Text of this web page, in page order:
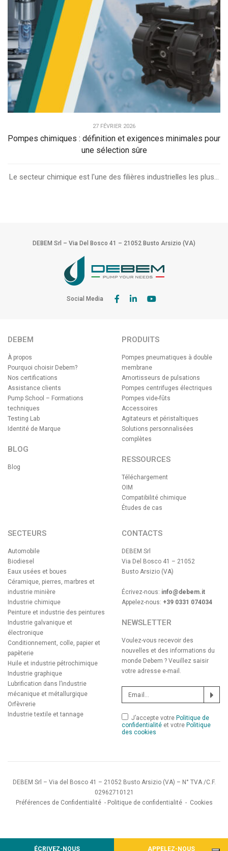
ÉCRIVEZ-NOUS APPELEZ-NOUS
27 FÉVRIER 2026
Pompes chimiques : définition et exigences minimales pour
une sélection sûre
Le secteur chimique est l'une des filières industrielles les plus...
DEBEM Srl – Via Del Bosco 41 – 21052 Busto Arsizio (VA)
Social Media
DEBEM
À propos
Pourquoi choisir Debem?
Nos certifications
Assistance clients
Pump School – Formations
techniques
Testing Lab
Identité de Marque
BLOG
Blog
PRODUITS
Pompes pneumatiques à double
membrane
Amortisseurs de pulsations
Pompes centrifuges électriques
Pompes vide-fûts
Accessoires
Agitateurs et péristaltiques
Solutions personnalisées
complètes
RESSOURCES
Téléchargement
OIM
Compatibilité chimique
Études de cas
SECTEURS
Automobile
Biodiesel
Eaux usées et boues
Céramique, pierres, marbres et
industrie minière
Industrie chimique
Peinture et industrie des peintures
Industrie galvanique et
électronique
Conditionnement, colle, papier et
papèterie
Huile et industrie pétrochimique
Industrie graphique
Lubrification dans l’industrie
mécanique et métallurgique
Orfèvrerie
Industrie textile et tannage
CONTACTS
DEBEM Srl
Via Del Bosco 41 – 21052
Busto Arsizio (VA)
Écrivez-nous: info@debem.it
Appelez-nous: +39 0331 074034
NEWSLETTER
Voulez-vous recevoir des
nouvelles et des informations du
monde Debem ? Veuillez saisir
votre adresse e-mail.
J’accepte votre Politique de
confidentialité et votre Politique
des cookies
DEBEM Srl – Via del Bosco 41 – 21052 Busto Arsizio (VA) – N° TVA /C.F.
02962710121
Préférences de Confidentialité - Politique de confidentialité - Cookies